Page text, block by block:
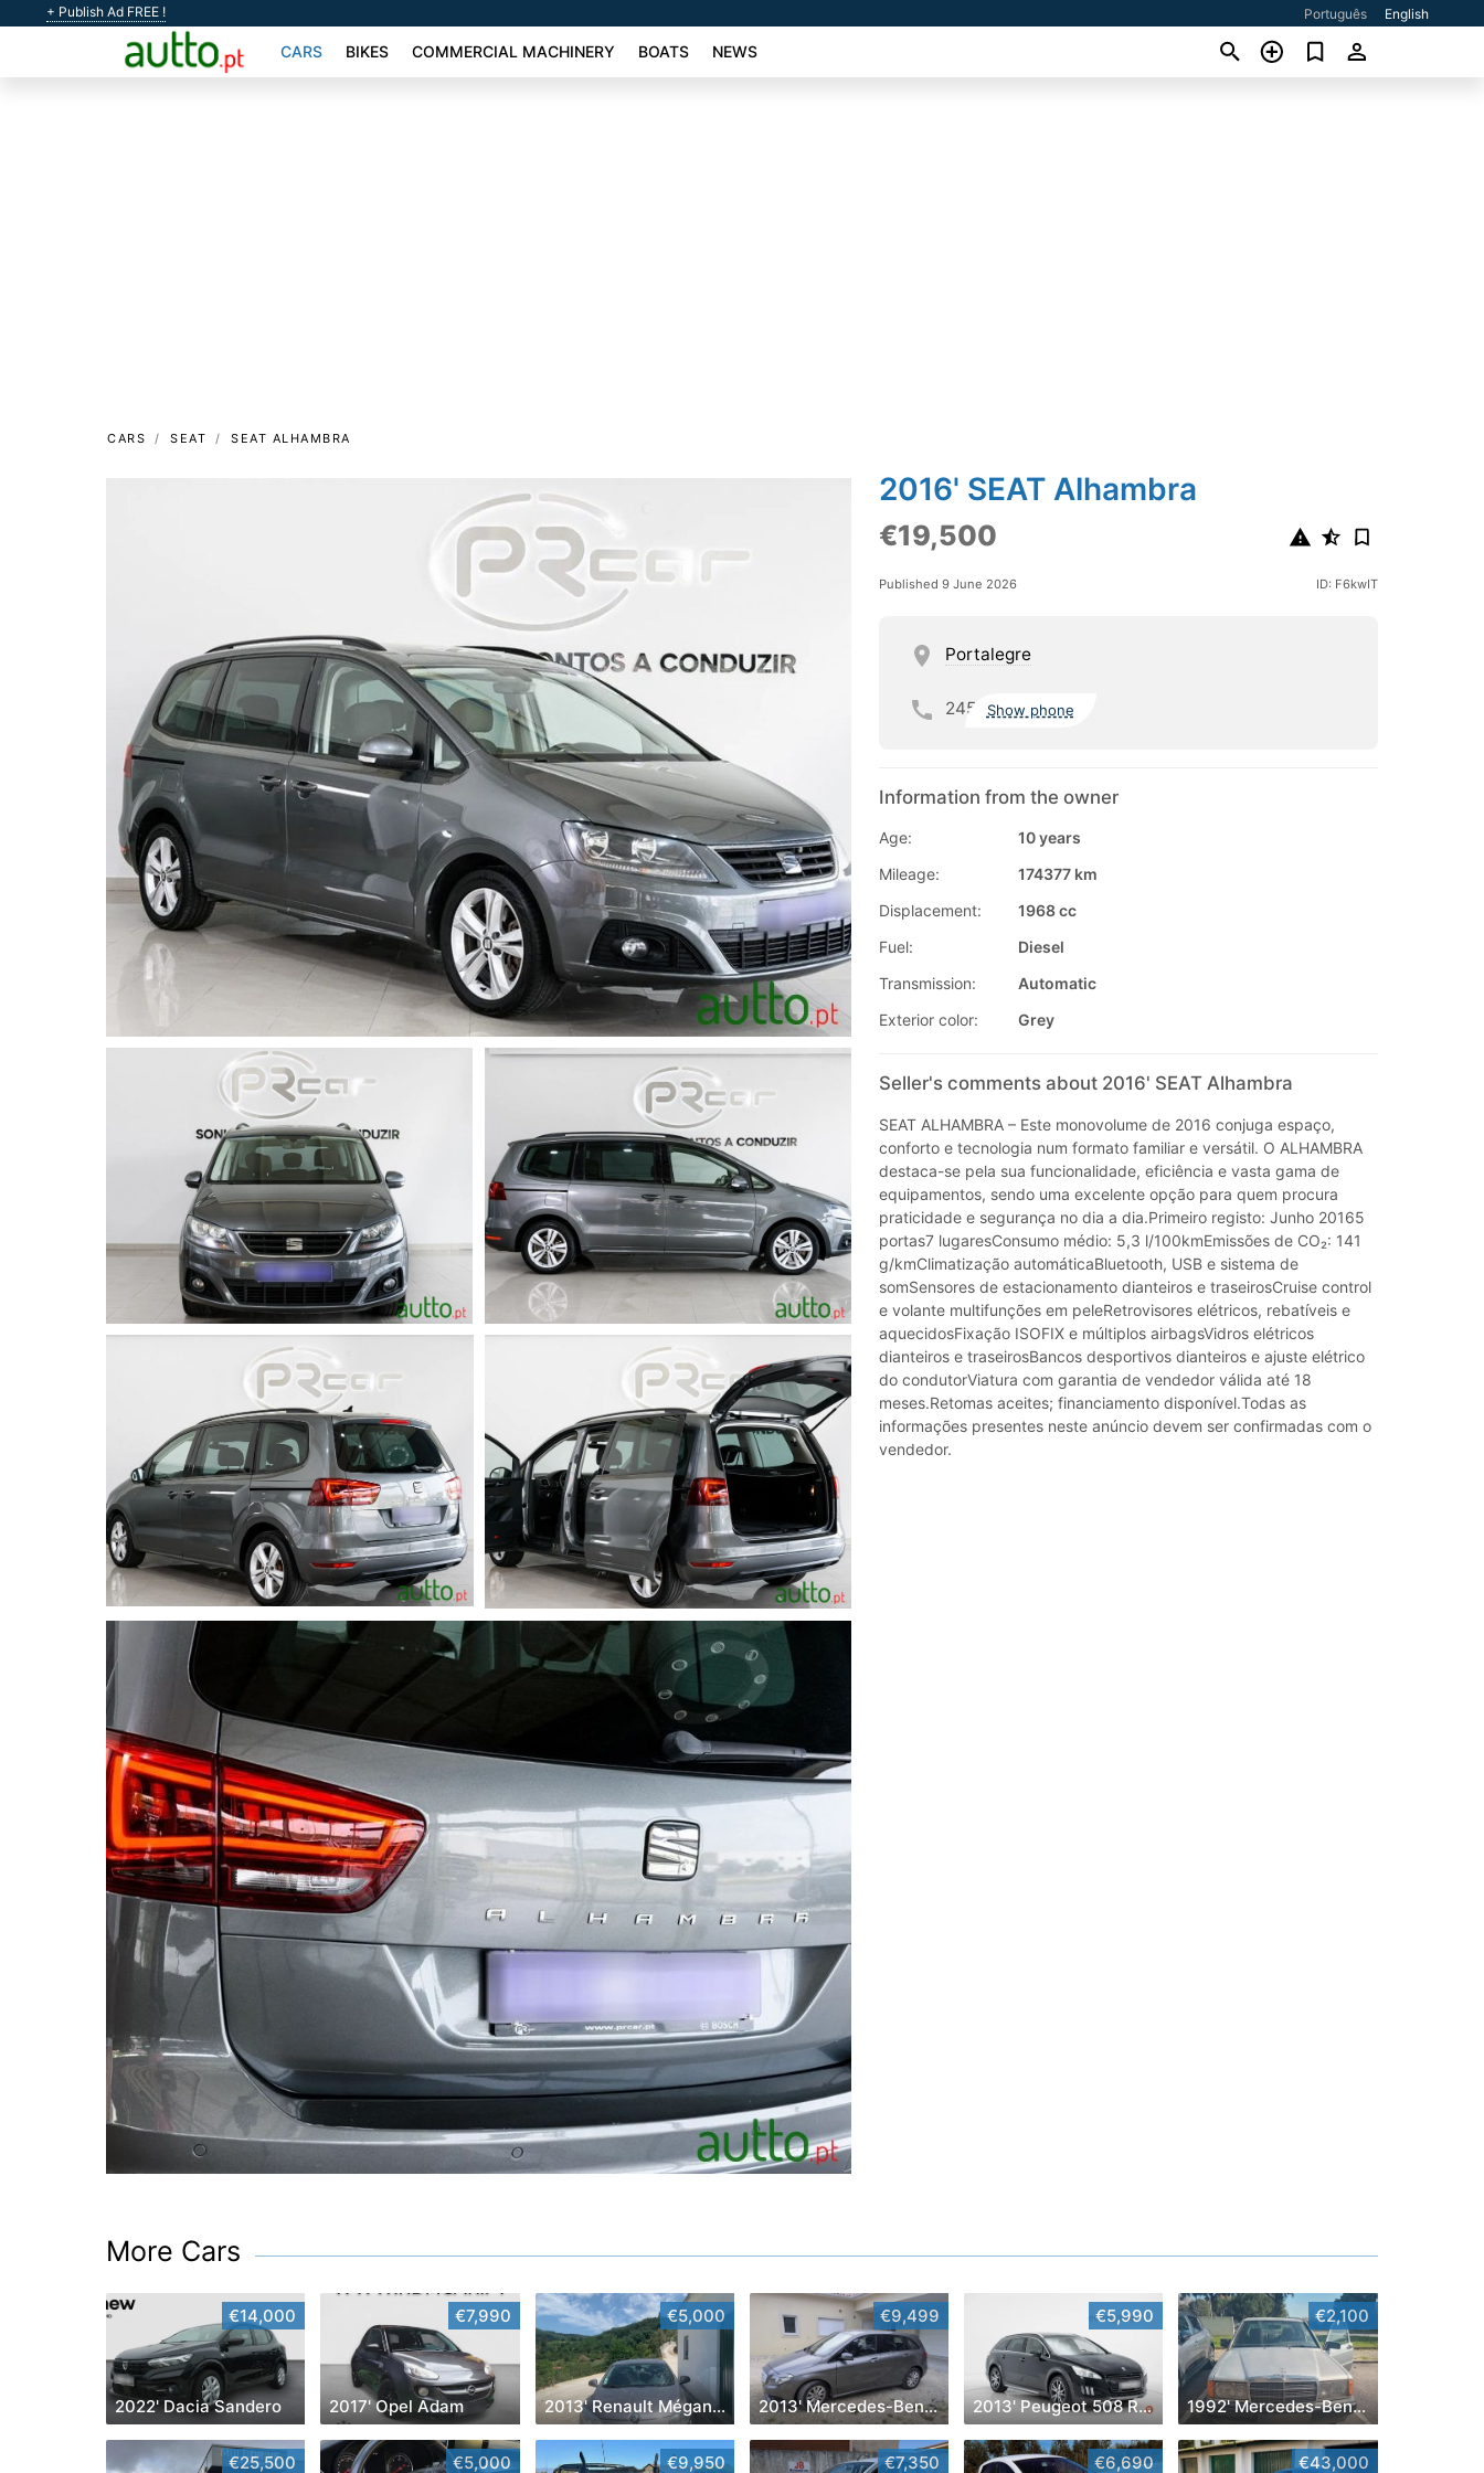
+ Publish Ad FREE ! Português English
CARS BIKES COMMERCIAL MACHINERY BOATS NEWS
CARS SEAT SEAT ALHAMBRA
2016' SEAT Alhambra
€19,500
Published 9 June 2026 ID: F6kwIT
Portalegre
245 Show phone
Information from the owner
Age:
10 years
Mileage:
174377 km
Displacement:
1968 cc
Fuel:
Diesel
Transmission:
Automatic
Exterior color:
Grey
Seller's comments about 2016' SEAT Alhambra
SEAT ALHAMBRA – Este monovolume de 2016 conjuga espaço,
conforto e tecnologia num formato familiar e versátil. O ALHAMBRA
destaca-se pela sua funcionalidade, eficiência e vasta gama de
equipamentos, sendo uma excelente opção para quem procura
praticidade e segurança no dia a dia.Primeiro registo: Junho 20165
portas7 lugaresConsumo médio: 5,3 l/100kmEmissões de CO₂: 141
g/kmClimatização automáticaBluetooth, USB e sistema de
somSensores de estacionamento dianteiros e traseirosCruise control
e volante multifunções em peleRetrovisores elétricos, rebatíveis e
aquecidosFixação ISOFIX e múltiplos airbagsVidros elétricos
dianteiros e traseirosBancos desportivos dianteiros e ajuste elétrico
do condutorViatura com garantia de vendedor válida até 18
meses.Retomas aceites; financiamento disponível.Todas as
informações presentes neste anúncio devem ser confirmadas com o
vendedor.
More Cars
€14,000
2022' Dacia Sandero
€7,990
2017' Opel Adam
€5,000
2013' Renault Mégane Coupe
€9,499
2013' Mercedes-Benz Classe B Cdi Style Aut.
€5,990
2013' Peugeot 508 RXH
€2,100
1992' Mercedes-Benz Classe A
€25,500 €5,000 €9,950 €7,350 €6,690 €43,000